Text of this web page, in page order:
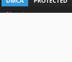
About us